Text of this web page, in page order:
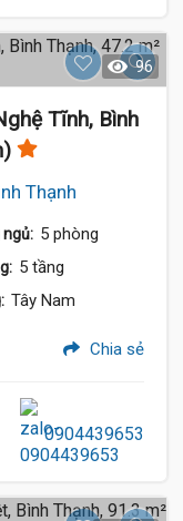
96
Tĩnh, Bình
Thạnh
ngủ: 5 phòng
5 tầng
Tây Nam
Chia sẻ
0904439653